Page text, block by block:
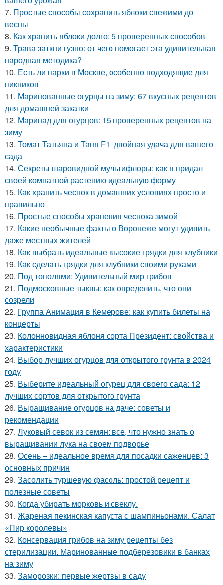
7. Простые способы сохранить яблоки свежими до
весны
8. Как хранить яблоки долго: 5 проверенных способов
9. Трава заткни гузно: от чего помогает эта удивительная
народная методика?
10. Есть ли парки в Москве, особенно подходящие для
пикников
11. Маринованные огурцы на зиму: 67 вкусных рецептов
для домашней закатки
12. Маринад для огурцов: 15 проверенных рецептов на
зиму
13. Томат Татьяна и Таня F1: двойная удача для вашего
сада
14. Секреты шаровидной мультифлоры: как я придал
своей комнатной растению идеальную форму
15. Как хранить чеснок в домашних условиях просто и
правильно
16. Простые способы хранения чеснока зимой
17. Какие необычные факты о Воронеже могут удивить
даже местных жителей
18. Как выбрать идеальные высокие грядки для клубники
19. Как сделать грядки для клубники своими руками
20. Под тополями: Удивительный мир грибов
21. Подмосковные тыквы: как определить, что они
созрели
22. Группа Анимация в Кемерове: как купить билеты на
концерты
23. Колонновидная яблоня сорта Президент: свойства и
характеристики
24. Выбор лучших огурцов для открытого грунта в 2024
году
25. Выберите идеальный огурец для своего сада: 12
лучших сортов для открытого грунта
26. Выращивание огурцов на даче: советы и
рекомендации
27. Луковый севок из семян: все, что нужно знать о
выращивании лука на своем подворье
28. Осень – идеальное время для посадки саженцев: 3
основных причин
29. Засолить туршевую фасоль: простой рецепт и
полезные советы
30. Когда убирать морковь и свеклу.
31. Жареная пекинская капуста с шампиньонами. Салат
«Пир королевы»
32. Консервация грибов на зиму рецепты без
стерилизации. Маринованные подберезовики в банках
на зиму
33. Заморозки: первые жертвы в саду